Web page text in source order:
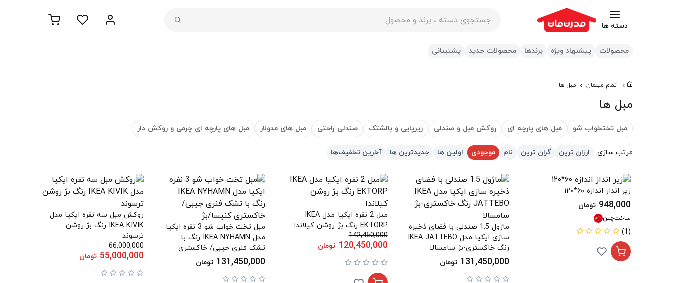
دسته ها جستجوی در سایت
محصولات پیشنهاد ویژه برندها محصولات جدید پشتیبانی
تمام مبلمان مبل ها
مبل ها
مبل تختخواب شو مبل های پارچه ای روکش مبل و صندلی زیرپایی و بالشتک صندلی راحتی مبل های مدولار مبل های پارچه ای چرمی و روکش دار
مرتب سازی : ارزان ترین گران ترین نام موجودی اولین ها جدیدترین ها آخرین تخفیف‌ها
زیر انداز اندازه ۶۰*۱۲۰
948,000 تومان
ساختچین
(1)
ماژول 1.5 صندلی با فضای ذخیره
سازی ایکیا مدل IKEA JÄTTEBO
رنگ خاکستری-بژ سامسالا
131,450,000 تومان
مبل 2 نفره ایکیا مدل IKEA
EKTORP رنگ بژ روشن کیلاندا
142,450,000
120,450,000 تومان
مبل تخت خواب شو 3 نفره ایکیا
مدل IKEA NYHAMN رنگ با
تشک فنری جیبی/ خاکستری
کنیسا/بژ
131,450,000 تومان
روکش مبل سه نفره ایکیا مدل
IKEA KIVIK رنگ بژ روشن
ترسوند
66,000,000
55,000,000 تومان